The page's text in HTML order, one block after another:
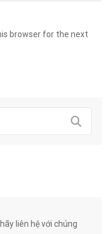
browser for the next
liên hệ với chúng